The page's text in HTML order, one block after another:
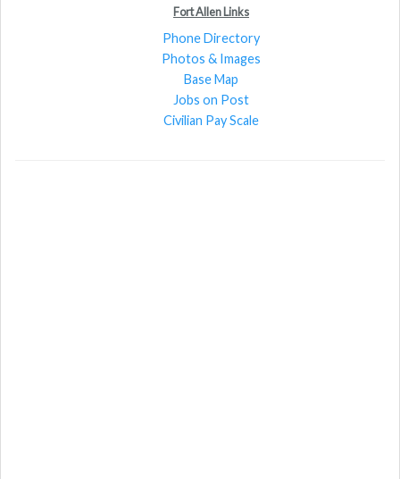
Fort Allen Links
Phone Directory
Photos & Images
Base Map
Jobs on Post
Civilian Pay Scale